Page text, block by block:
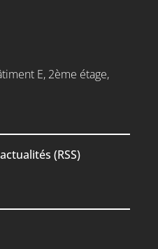
E, 2ème étage,
(RSS)